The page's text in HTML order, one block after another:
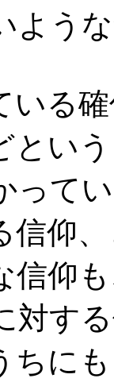
よう
る
とい
って
信仰
信仰
対す
ちに